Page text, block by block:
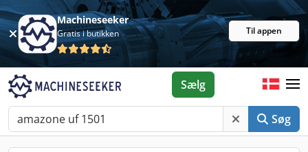
Machineseeker
Gratis i butikken Til appen
Søg
Sælg